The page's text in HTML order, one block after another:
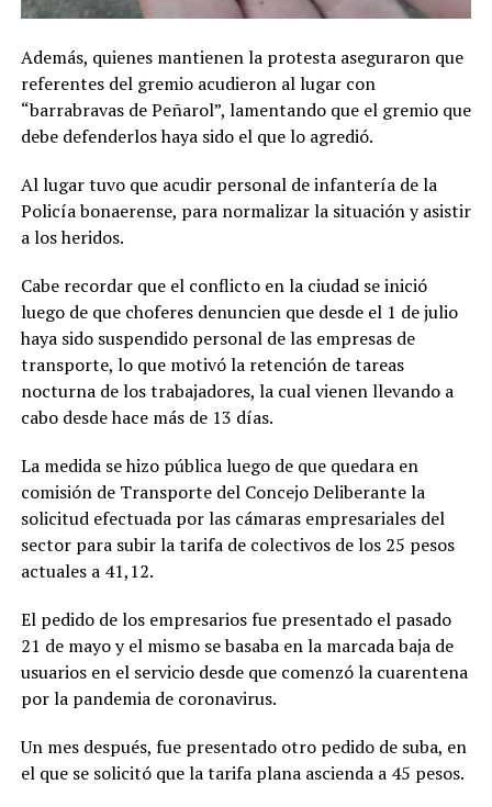
Además, quienes mantienen la protesta aseguraron que
referentes del gremio acudieron al lugar con
“barrabravas de Peñarol”, lamentando que el gremio que
debe defenderlos haya sido el que lo agredió.
Al lugar tuvo que acudir personal de infantería de la
Policía bonaerense, para normalizar la situación y asistir
a los heridos.
Cabe recordar que el conflicto en la ciudad se inició
luego de que choferes denuncien que desde el 1 de julio
haya sido suspendido personal de las empresas de
transporte, lo que motivó la retención de tareas
nocturna de los trabajadores, la cual vienen llevando a
cabo desde hace más de 13 días.
La medida se hizo pública luego de que quedara en
comisión de Transporte del Concejo Deliberante la
solicitud efectuada por las cámaras empresariales del
sector para subir la tarifa de colectivos de los 25 pesos
actuales a 41,12.
El pedido de los empresarios fue presentado el pasado
21 de mayo y el mismo se basaba en la marcada baja de
usuarios en el servicio desde que comenzó la cuarentena
por la pandemia de coronavirus.
Un mes después, fue presentado otro pedido de suba, en
el que se solicitó que la tarifa plana ascienda a 45 pesos.